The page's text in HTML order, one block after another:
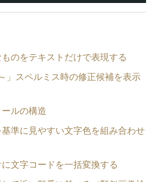
のをテキストだけで表現する
」スペルミス時の修正候補を表示
ルの構造
準に見やすい文字色を組み合わせ
文字コードを一括変換する